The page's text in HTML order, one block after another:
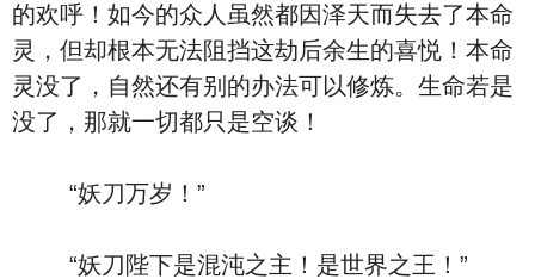
的欢呼！如今的众人虽然都因泽天而失去了本命
灵，但却根本无法阻挡这劫后余生的喜悦！本命
灵没了，自然还有别的办法可以修炼。生命若是
没了，那就一切都只是空谈！
“妖刀万岁！”
“妖刀陛下是混沌之主！是世界之王！”